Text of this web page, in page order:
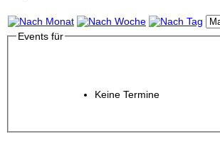
Events für
Keine Termine